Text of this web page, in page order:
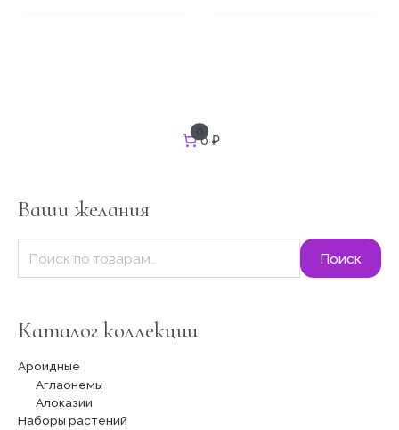
0
0 ₽
Ваши желания
ь
:
Поиск
Каталог коллекции
Ароидные
Аглаонемы
Алоказии
Наборы растений